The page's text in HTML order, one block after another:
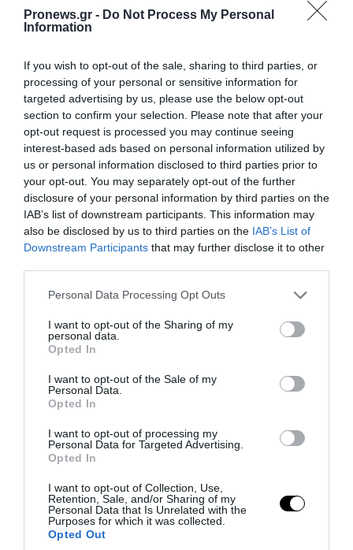
Pronews.gr - Do Not Process My Personal
Information
If you wish to opt-out of the sale, sharing to third parties, or
processing of your personal or sensitive information for
targeted advertising by us, please use the below opt-out
section to confirm your selection. Please note that after your
opt-out request is processed you may continue seeing
interest-based ads based on personal information utilized by
us or personal information disclosed to third parties prior to
your opt-out. You may separately opt-out of the further
disclosure of your personal information by third parties on the
IAB’s list of downstream participants. This information may
also be disclosed by us to third parties on the IAB’s List of
Downstream Participants that may further disclose it to other
Please note that this website/app uses one or more Google
not limited to your visit or usage behaviour. You may click to
grant or deny consent to Google and its third-party tags to
use your data for below specified purposes in below Google
consent section.
Personal Data Processing Opt Outs
I want to opt-out of the Sharing of my
personal data.
Opted In
I want to opt-out of the Sale of my
Personal Data.
Opted In
I want to opt-out of processing my
Personal Data for Targeted Advertising.
Opted In
I want to opt-out of Collection, Use,
Retention, Sale, and/or Sharing of my
Personal Data that Is Unrelated with the
Purposes for which it was collected.
Opted Out
PRONEWS.GR /ΑΣΤΡΑ & ΖΩΔΙΑ
Η Αφροδίτη περνά στον Ζυγό και φέρνει
τύχη, αφθονία και νέες ευκαιρίες – Τα 4
ζώδια που ευνοούνται
06.08.2026 | 12:10
Ερμής στον Λέοντα από τις 9 Αυγούστου:
Ποια ζώδια ευνοούνται σε έρωτα,
χρήματα και νέες ευκαιρίες